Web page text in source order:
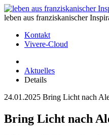
leben aus franziskanischer
Kontakt
Vivere-Cloud
Aktuelles
Details
24.01.2025 Bring Licht nach
Bring Licht nach